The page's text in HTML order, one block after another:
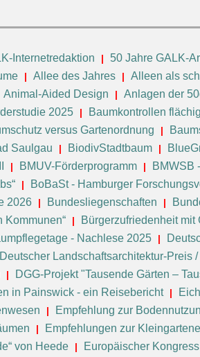
Internetredaktion 50 Jahre GALK-
Allee des Jahres Alleen als
Animal-Aided Design Anlagen der
2025 Baumkontrollen
versus Gartenordnung
Saulgau
BiodivStadtbaum
BMUV-Förderprogramm
BMWSB
BoBaSt - Hamburger
2026
Bundesliegenschaften
Kommunen“
Bürgerzufriedenheit mit
- Nachlese 2025
Deutscher Landschaftsarchitektur-Preis /
DGG-Projekt "Tausende Gärten –
in Painswick - ein Reisebericht
Empfehlung zur
Empfehlungen zur
von Heede
Europäischer